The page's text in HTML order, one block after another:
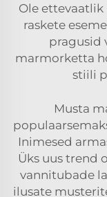
Ole ettevaatlik
raskete
pragusid
marmorketta
stiili
Musta
Inimesed
Üks uus trend
vannitubade
ilusate